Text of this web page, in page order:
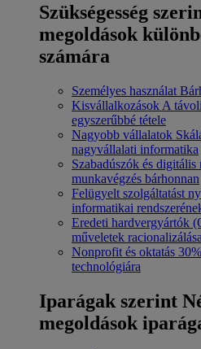
Szükségesség
megoldások
számára
Személyes használat
Kisvállalkozások A
egyszerűbbé tétele
Nagyobb vállalatok
nagyvállalati informatika
Szabadúszók és digitális
munkavégzés bárhonnan
Felügyelt szolgáltatást
informatikai
Eredeti hardvergyártók
műveletek racionalizálása
Nonprofit és oktatás
technológiára
Iparágak szerint
megoldások